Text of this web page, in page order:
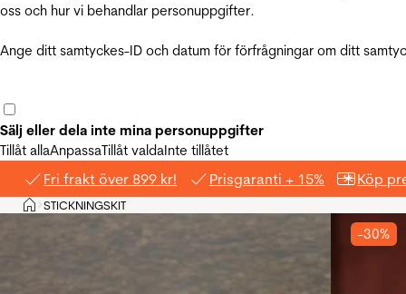
oss och hur vi behandlar personuppgifter.
Ange ditt samtyckes-ID och datum för förfrågningar om ditt
Sälj eller dela inte mina personuppgifter
Tillåt allaAnpassaTillåt valdaInte tillåtet
Fri frakt över 899 kr! Prisgaranti + 15% Köp
Hem
>STICKNINGSKIT
-30%